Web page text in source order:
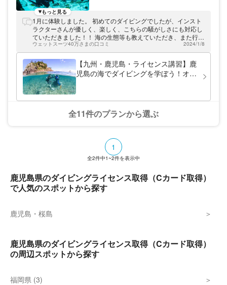
ンをご用意！ダイビングの楽しさを体感して
くださいね。
もっと見る
1月に体験しました。 初めてのダイビングでしたが、インスト
ラクターさんが優しく、楽しく、こちらの騒がしさにも対応し
ていただきました！！ 海の生態等も教えていただき、また行き
たいと思える体験になりした！
ウェットスーツ40万さまの口コミ 2024/1/8
【九州・鹿児島・ライセンス講習】鹿
児島の海でダイビングを学ぼう！オー
全11件のプランから選ぶ
1
全2件中1~2件を表示中
鹿児島県のダイビングライセンス取得（Cカード取得）
で人気のスポットから探す
鹿児島・桜島
鹿児島県のダイビングライセンス取得（Cカード取得）
の周辺スポットから探す
福岡県 (3)